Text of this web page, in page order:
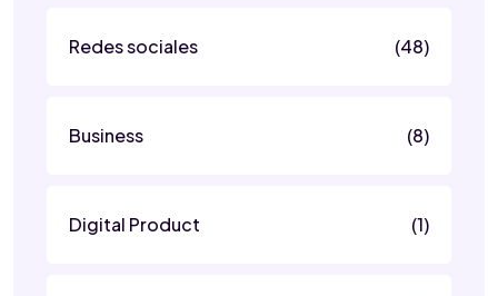
Redes sociales (48)
Business (8)
Digital Product (1)